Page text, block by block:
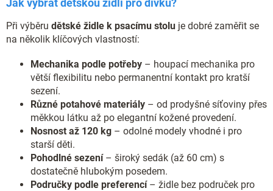
Jak vybrat dětskou židli pro dívku?
Při výběru dětské židle k psacímu stolu je dobré zaměřit se
na několik klíčových vlastností:
Mechanika podle potřeby – houpací mechanika pro
větší flexibilitu nebo permanentní kontakt pro kratší
sezení.
Různé potahové materiály – od prodyšné síťoviny přes
měkkou látku až po elegantní kožené provedení.
Nosnost až 120 kg – odolné modely vhodné i pro
starší děti.
Pohodlné sezení– široký sedák (až 60 cm) s
dostatečně hlubokým posedem.
Područky podle preferencí– židle bez područek pro